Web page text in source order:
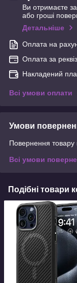
Ви отримаєте
або гроші
Детальніше
Оплата на
Оплата за
Накладений
Всі умови оплати
Умови
Повернення товару
Всі умови
Подібні товари